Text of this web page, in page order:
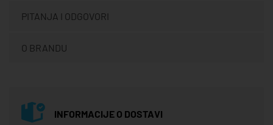
PITANJA I ODGOVORI
O BRANDU
INFORMACIJE O DOSTAVI